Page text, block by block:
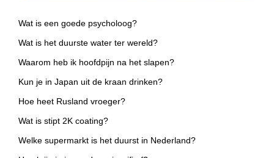
Wat is een goede psycholoog?
Wat is het duurste water ter wereld?
Waarom heb ik hoofdpijn na het slapen?
Kun je in Japan uit de kraan drinken?
Hoe heet Rusland vroeger?
Wat is stipt 2K coating?
Welke supermarkt is het duurst in Nederland?